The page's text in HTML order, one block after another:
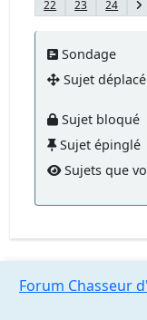
22
23 24
Sondage
Sujet déplacé
Sujet bloqué
Sujet épinglé
Sujets que
Forum Chasseur